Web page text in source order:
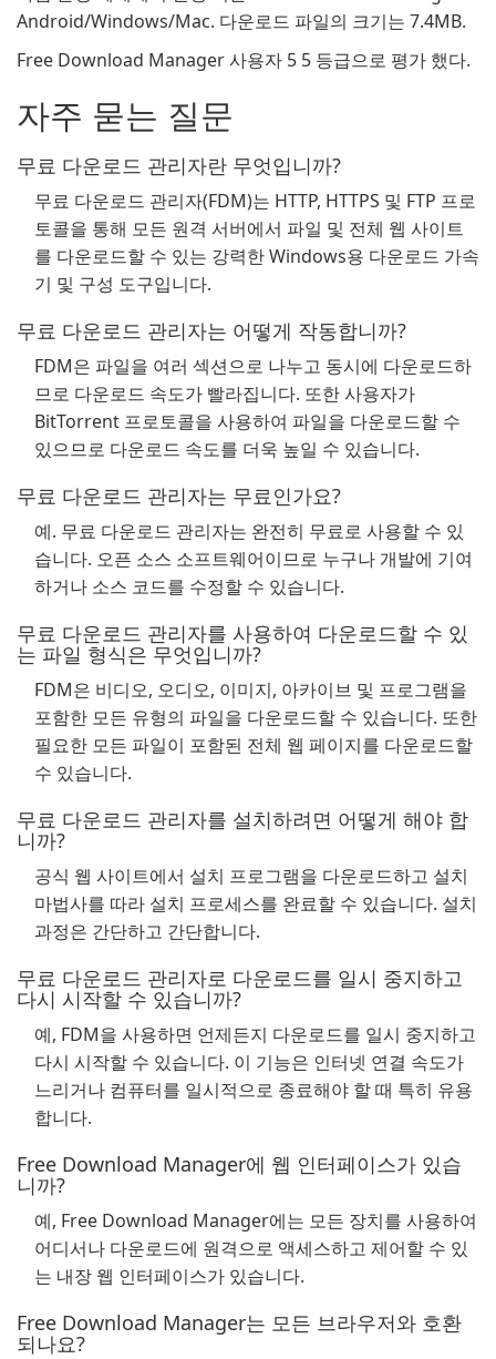
Android/Windows/Mac. 다운로드 파일의 크기는 7.4MB.
Free Download Manager 사용자 5 5 등급으로 평가 했다.
자주 묻는 질문
무료 다운로드 관리자란 무엇입니까?
무료 다운로드 관리자(FDM)는 HTTP, HTTPS 및 FTP 프로
토콜을 통해 모든 원격 서버에서 파일 및 전체 웹 사이트
를 다운로드할 수 있는 강력한 Windows용 다운로드 가속
기 및 구성 도구입니다.
무료 다운로드 관리자는 어떻게 작동합니까?
FDM은 파일을 여러 섹션으로 나누고 동시에 다운로드하
므로 다운로드 속도가 빨라집니다. 또한 사용자가
BitTorrent 프로토콜을 사용하여 파일을 다운로드할 수
있으므로 다운로드 속도를 더욱 높일 수 있습니다.
무료 다운로드 관리자는 무료인가요?
예. 무료 다운로드 관리자는 완전히 무료로 사용할 수 있
습니다. 오픈 소스 소프트웨어이므로 누구나 개발에 기여
하거나 소스 코드를 수정할 수 있습니다.
무료 다운로드 관리자를 사용하여 다운로드할 수 있
는 파일 형식은 무엇입니까?
FDM은 비디오, 오디오, 이미지, 아카이브 및 프로그램을
포함한 모든 유형의 파일을 다운로드할 수 있습니다. 또한
필요한 모든 파일이 포함된 전체 웹 페이지를 다운로드할
수 있습니다.
무료 다운로드 관리자를 설치하려면 어떻게 해야 합
니까?
공식 웹 사이트에서 설치 프로그램을 다운로드하고 설치
마법사를 따라 설치 프로세스를 완료할 수 있습니다. 설치
과정은 간단하고 간단합니다.
무료 다운로드 관리자로 다운로드를 일시 중지하고
다시 시작할 수 있습니까?
예, FDM을 사용하면 언제든지 다운로드를 일시 중지하고
다시 시작할 수 있습니다. 이 기능은 인터넷 연결 속도가
느리거나 컴퓨터를 일시적으로 종료해야 할 때 특히 유용
합니다.
Free Download Manager에 웹 인터페이스가 있습
니까?
예, Free Download Manager에는 모든 장치를 사용하여
어디서나 다운로드에 원격으로 액세스하고 제어할 수 있
는 내장 웹 인터페이스가 있습니다.
Free Download Manager는 모든 브라우저와 호환
되나요?